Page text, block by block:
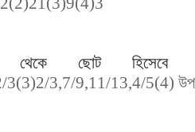
থেকে ছোট হিসেবে
3(3)2/3,7/9,11/13,4/5(4)